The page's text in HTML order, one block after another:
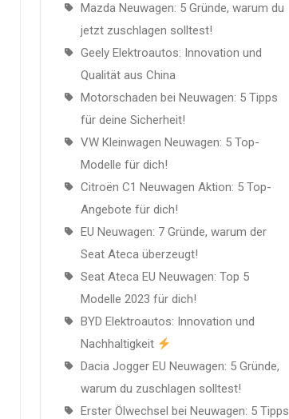
Mazda Neuwagen: 5 Gründe, warum du
jetzt zuschlagen solltest!
Geely Elektroautos: Innovation und
Qualität aus China
Motorschaden bei Neuwagen: 5 Tipps
für deine Sicherheit!
VW Kleinwagen Neuwagen: 5 Top-
Modelle für dich!
Citroën C1 Neuwagen Aktion: 5 Top-
Angebote für dich!
EU Neuwagen: 7 Gründe, warum der
Seat Ateca überzeugt!
Seat Ateca EU Neuwagen: Top 5
Modelle 2023 für dich!
BYD Elektroautos: Innovation und
Nachhaltigkeit
Dacia Jogger EU Neuwagen: 5 Gründe,
warum du zuschlagen solltest!
Erster Ölwechsel bei Neuwagen: 5 Tipps